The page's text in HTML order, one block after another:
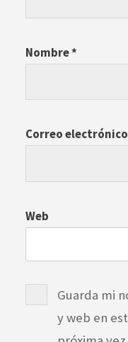
Nombre*
Correo electrónico
Web
Guarda mi
y web en